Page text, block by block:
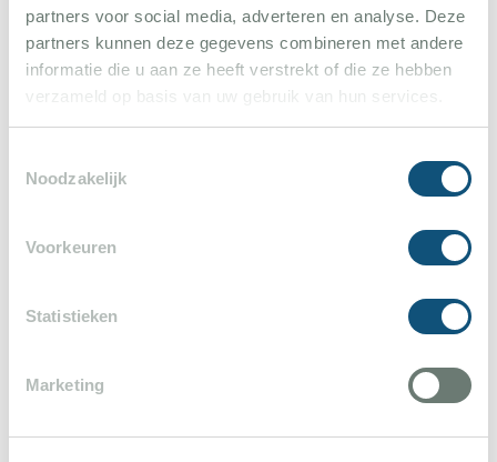
partners voor social media, adverteren en analyse. Deze
partners kunnen deze gegevens combineren met andere
informatie die u aan ze heeft verstrekt of die ze hebben
verzameld op basis van uw gebruik van hun services.
Noodzakelijk
Voorkeuren
Statistieken
Marketing
Jason van der Perk 10
van het huis net alles erop en eraan.
fijn en maakt het ook kind vriendelijk alleen